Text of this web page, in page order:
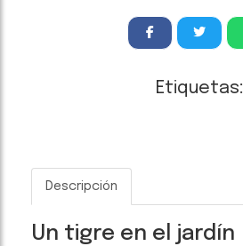
Etiquetas:
Descripción
Un tigre en el jardín